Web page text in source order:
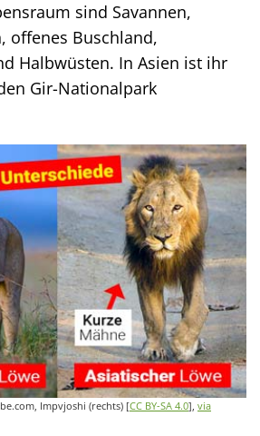
sind Savannen,
offenes Buschland,
Halbwüsten. In Asien ist ihr
Gir-Nationalpark
Impvjoshi (rechts) [CC BY-SA 4.0], via